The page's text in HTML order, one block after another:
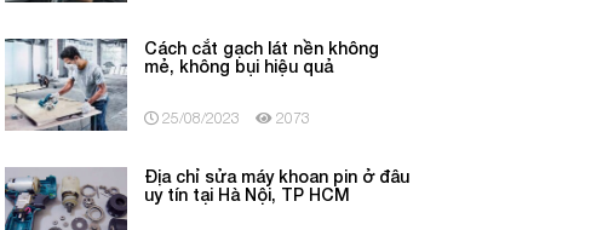
Cách cắt gạch lát nền không
mẻ, không bụi hiệu quả
25/08/2023 2073
Địa chỉ sửa máy khoan pin ở đâu
uy tín tại Hà Nội, TP HCM